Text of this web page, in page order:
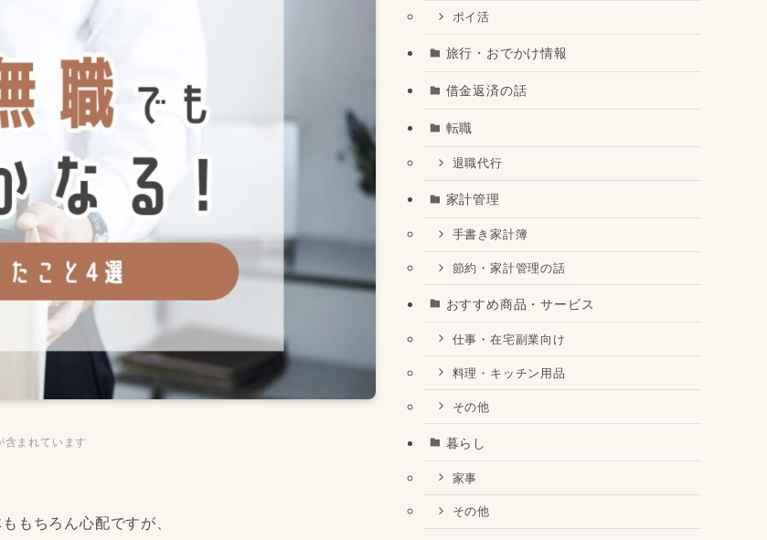
まれています
もちろん心配ですが、
ポイ活
旅行・おでかけ情報
借金返済の話
転職
退職代行
家計管理
手書き家計簿
節約・家計管理の話
おすすめ商品・サービス
仕事・在宅副業向け
料理・キッチン用品
その他
暮らし
家事
その他